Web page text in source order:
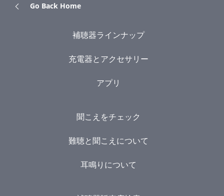
Go Back Home
補聴器ラインナップ
充電器とアクセサリー
アプリ
聞こえをチェック
難聴と聞こえについて
耳鳴りについて